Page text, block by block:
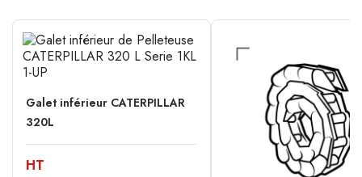
Galet inférieur CATERPILLAR
320L
HT